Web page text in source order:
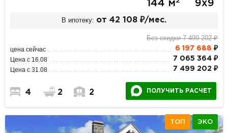
144 м 9х9
В ипотеку: от 42 108 ₽/мес.
Без скидки 7 499 202 ₽
цена сейчас 6 197 688 ₽
Цена с 16.08 7 065 364 ₽
Цена с 31.08 7 499 202 ₽
4 2 2 ПОЛУЧИТЬ РАСЧЕТ
ТОП ЭКО